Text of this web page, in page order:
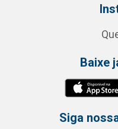
Baixe
Siga